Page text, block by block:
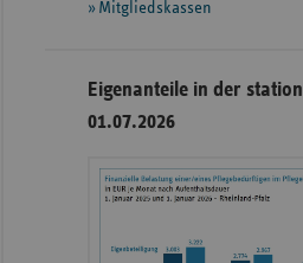
Mitgliedskassen
Eigenanteile in der
01.07.2026